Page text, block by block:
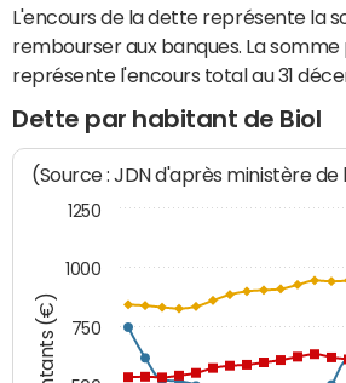
L'encours de la dette représente la
rembourser aux banques. La
représente l'encours total au 31
Dette par habitant de Biol
Montants (€)
(Source : JDN d'après ministère de
1000
750
1250